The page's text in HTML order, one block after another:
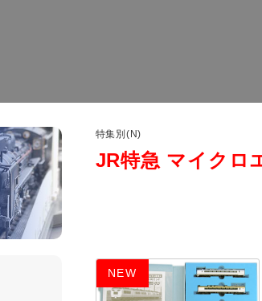
特集別(N)
JR特急 マイクロ
NEW